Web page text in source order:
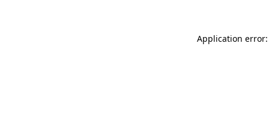
Application